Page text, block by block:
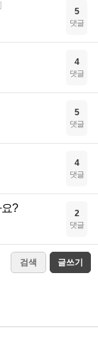
5
댓글
4
댓글
5
댓글
4
댓글
? 2
댓글
검색 글쓰기